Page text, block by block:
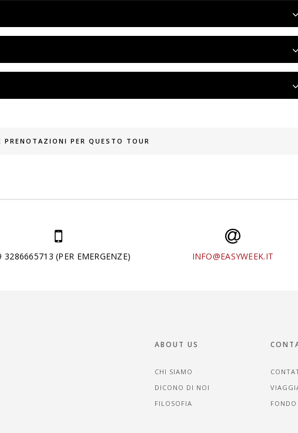
PER QUESTO TOUR
3286665713 (PER EMERGENZE) INFO@EASYWEEK.IT
ABOUT US
CHI SIAMO
DICONO DI NOI
FILOSOFIA